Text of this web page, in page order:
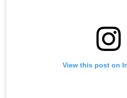
View this post on